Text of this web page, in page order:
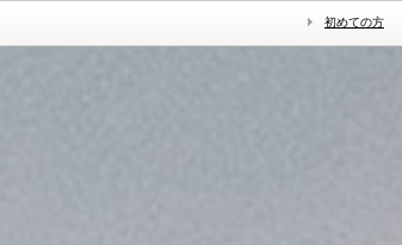
初めての方